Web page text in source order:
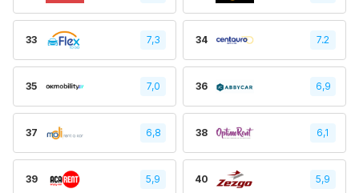
33 7,3 34 7.2
35 7,0 36 6,9
37 6,8 38 6,1
39 5,9 40 5,9